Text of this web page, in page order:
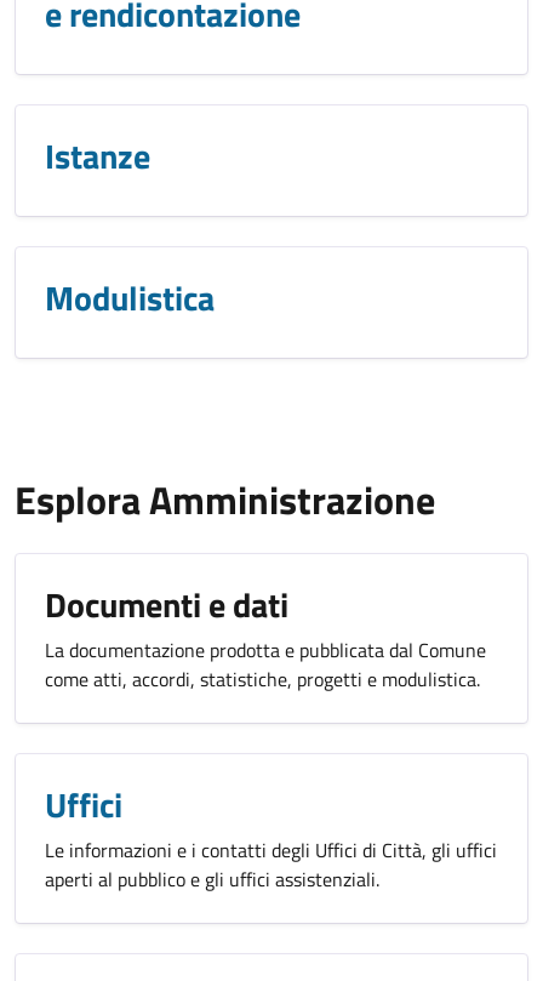
e rendicontazione
Istanze
Modulistica
Esplora Amministrazione
Documenti e dati
La documentazione prodotta e pubblicata dal Comune
come atti, accordi, statistiche, progetti e modulistica.
Uffici
Le informazioni e i contatti degli Uffici di Città, gli uffici
aperti al pubblico e gli uffici assistenziali.